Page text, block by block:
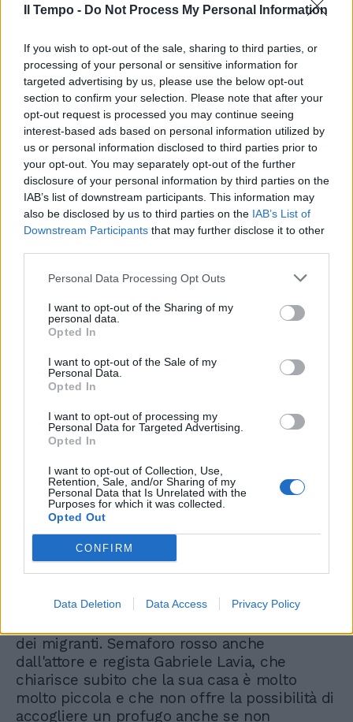
Il Tempo - Do Not Process My Personal Information
If you wish to opt-out of the sale, sharing to third parties, or
processing of your personal or sensitive information for
targeted advertising by us, please use the below opt-out
section to confirm your selection. Please note that after your
opt-out request is processed you may continue seeing
interest-based ads based on personal information utilized by
us or personal information disclosed to third parties prior to
your opt-out. You may separately opt-out of the further
disclosure of your personal information by third parties on the
IAB’s list of downstream participants. This information may
also be disclosed by us to third parties on the IAB’s List of
Downstream Participants that may further disclose it to other
Personal Data Processing Opt Outs
I want to opt-out of the Sharing of my
personal data.
Opted In
I want to opt-out of the Sale of my
Personal Data.
Opted In
I want to opt-out of processing my
Personal Data for Targeted Advertising.
Opted In
I want to opt-out of Collection, Use,
Retention, Sale, and/or Sharing of my
Personal Data that Is Unrelated with the
Purposes for which it was collected.
Opted Out
CONFIRM
Data Deletion Data Access Privacy Policy